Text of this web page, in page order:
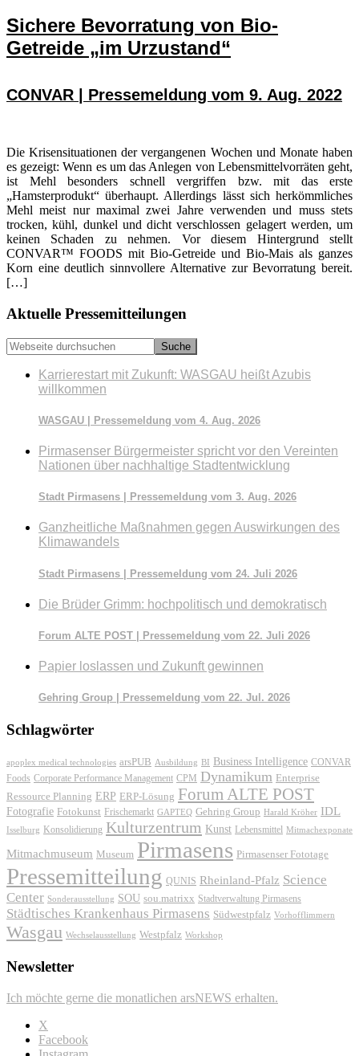
Sichere Bevorratung von Bio-
Getreide „im Urzustand“
CONVAR | Pressemeldung vom 9. Aug. 2022
Die Krisensituationen der vergangenen Wochen und Monate haben
es gezeigt: Wenn es um das Anlegen von Lebensmittelvorräten geht,
ist Mehl besonders schnell vergriffen bzw. mit das erste
„Hamsterprodukt“ überhaupt. Allerdings lässt sich herkömmliches
Mehl meist nur maximal zwei Jahre verwenden und muss stets
trocken, kühl, dunkel und dicht verschlossen gelagert werden, um
keinen Schaden zu nehmen. Vor diesem Hintergrund stellt
CONVAR™ FOODS mit Bio-Getreide und Bio-Mais als ganzes
Korn eine deutlich sinnvollere Alternative zur Bevorratung bereit.
[…]
Seitenspalte
Aktuelle Pressemitteilungen
Webseite
durchsuchen
Karrierestart mit Zukunft: WASGAU heißt Azubis
willkommen
WASGAU | Pressemeldung vom 4. Aug. 2026
Pirmasenser Bürgermeister spricht vor den Vereinten
Nationen über nachhaltige Stadtentwicklung
Stadt Pirmasens | Pressemeldung vom 3. Aug. 2026
Ganzheitliche Maßnahmen gegen Auswirkungen des
Klimawandels
Stadt Pirmasens | Pressemeldung vom 24. Juli 2026
Die Brüder Grimm: hochpolitisch und demokratisch
Forum ALTE POST | Pressemeldung vom 22. Juli 2026
Papier loslassen und Zukunft gewinnen
Gehring Group | Pressemeldung vom 22. Jul. 2026
Schlagwörter
apoplex medical technologies arsPUB Ausbildung BI Business Intelligence CONVAR
Foods Corporate Performance Management CPM Dynamikum Enterprise
Ressource Planning ERP ERP-Lösung Forum ALTE POST
Fotografie Fotokunst Frischemarkt GAPTEQ Gehring Group Harald Kröher IDL
Isselburg Konsolidierung Kulturzentrum Kunst Lebensmittel Mitmachexponate
Mitmachmuseum Museum Pirmasens Pirmasenser Fototage
Pressemitteilung QUNIS Rheinland-Pfalz Science
Center Sonderausstellung SOU sou.matrixx Stadtverwaltung Pirmasens
Städtisches Krankenhaus Pirmasens Südwestpfalz Vorhofflimmern
Wasgau Wechselausstellung Westpfalz Workshop
Newsletter
Ich möchte gerne die monatlichen arsNEWS erhalten.
X
Facebook